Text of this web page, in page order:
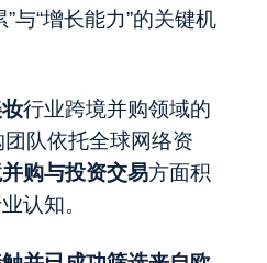
与“增长能力”的关键机
行业跨境并购领域的
队依托全球网络资
购与投资交易方面积
认知。